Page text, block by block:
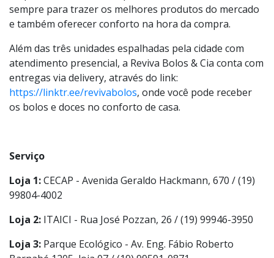
A Reviva Bolos & Cia procura proporcionar a melhor
experiência para os seus clientes, trabalhando com
sempre para trazer os melhores produtos do mercado
e também oferecer conforto na hora da compra.
Além das três unidades espalhadas pela cidade com
atendimento presencial, a Reviva Bolos & Cia conta com
os bolos e doces no conforto de casa.
Serviço
Loja 1: CECAP - Avenida Geraldo Hackmann, 670 / (19)
99804-4002